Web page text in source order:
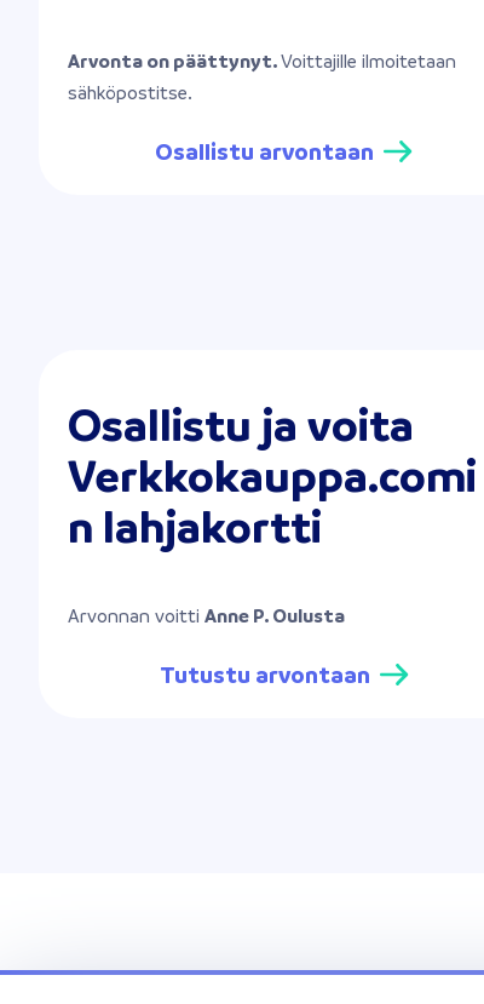
Arvonta on päättynyt.Voittajille ilmoitetaan
sähköpostitse.
Osallistu arvontaan
Osallistu ja voita
Verkkokauppa.comi
n lahjakortti
Arvonnan voitti Anne P. Oulusta
Tutustu arvontaan